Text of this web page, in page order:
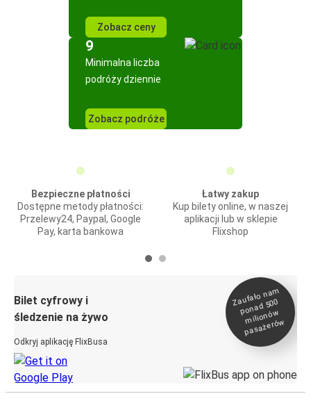
Zobacz ceny
9
Minimalna liczba
podróży dziennie
Zobacz podróże
Bezpieczne płatności
Dostępne metody płatności:
Przelewy24, Paypal, Google
Pay, karta bankowa
Łatwy zakup
Kup bilety online, w naszej
aplikacji lub w sklepie
Flixshop
Bilet cyfrowy i
śledzenie na żywo
Odkryj aplikację FlixBusa
Zaufało na
m
ponad 500
milionó
w
pasażeró
w